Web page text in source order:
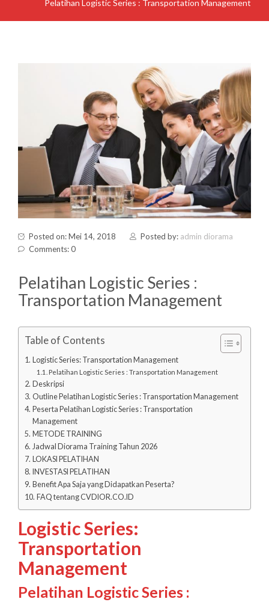
Pelatihan Logistic Series : Transportation Management
Posted on: Mei 14, 2018 Posted by: admin diorama
Comments: 0
Pelatihan Logistic Series :
Transportation Management
Table of Contents
Logistic Series: Transportation Management
Pelatihan Logistic Series : Transportation Management
Deskripsi
Outline Pelatihan Logistic Series : Transportation Management
Peserta Pelatihan Logistic Series : Transportation
Management
METODE TRAINING
Jadwal Diorama Training Tahun 2026
LOKASI PELATIHAN
INVESTASI PELATIHAN
Benefit Apa Saja yang Didapatkan Peserta?
FAQ tentang CVDIOR.CO.ID
Logistic Series:
Transportation
Management
Pelatihan Logistic Series :